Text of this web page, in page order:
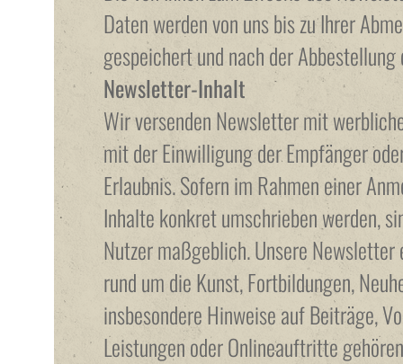
Daten werden von uns bis zu Ihrer
gespeichert und nach der
Newsletter-Inhalt
Wir versenden Newsletter mit
mit der Einwilligung der Empfänger
Erlaubnis. Sofern im Rahmen einer
Inhalte konkret umschrieben werden,
Nutzer maßgeblich. Unsere
rund um die Kunst, Fortbildungen,
insbesondere Hinweise auf Beiträge,
Leistungen oder Onlineauftritte